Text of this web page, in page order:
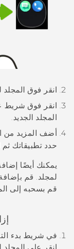
انقر فوق المجلد
انقر فوق شريط
المجلد الجديد.
أضف المزيد من
حدد تطبيقاتك
يمكنك أيضًا
لمجلد. قم
قم بسحبه إلى
في شريط بدء
انقر على المجلد